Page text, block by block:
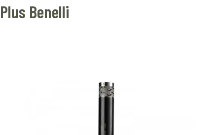
Plus Benelli